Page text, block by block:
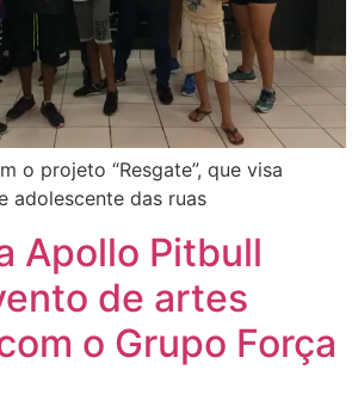
o projeto “Resgate”, que visa
adolescente das ruas
Apollo Pitbull
de artes
o Grupo Força